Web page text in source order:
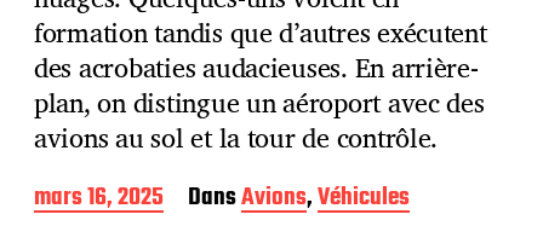
formation tandis que d’autres exécutent
des acrobaties audacieuses. En arrière-
plan, on distingue un aéroport avec des
avions au sol et la tour de contrôle.
D
a
mars 16, 2025 DansAvions,Véhicules